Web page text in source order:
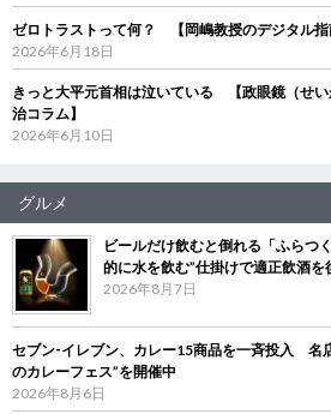
ゼロトラストって何？ 【岡嶋教授のデジタル指
2026年6月18日
きっと大平元首相は泣いている 【政眼鏡（せ
治コラム】
2026年6月10日
グルメ
ビールだけ飲むと倒れる「ふらつ
的に水を飲む”仕掛けで適正飲酒を
2026年8月7日
セブン‐イレブン、カレー15商品を一斉投入 名
のカレーフェス”を開催中
2026年8月6日